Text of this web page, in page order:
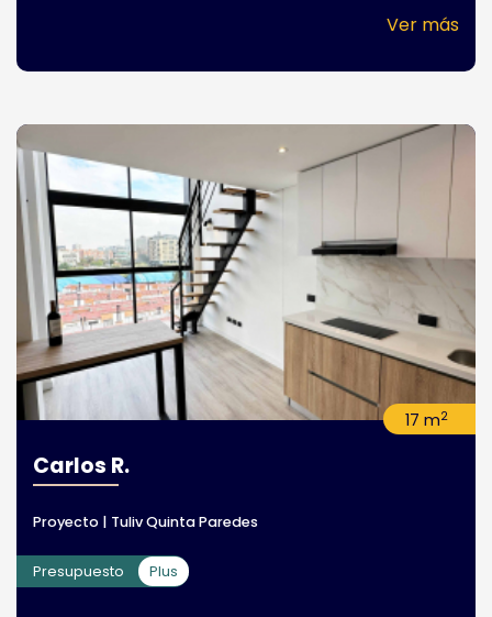
Ver más
17 m2
Carlos R.
Proyecto | Tuliv Quinta Paredes
Presupuesto Plus